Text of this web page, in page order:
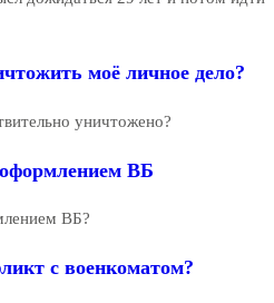
моё личное дело?
уничтожено?
оформлением ВБ
ВБ?
с военкоматом?